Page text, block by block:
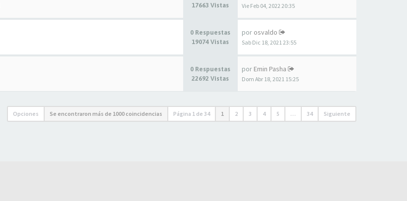
17663 Vistas
Vie Feb 04, 2022 20:35
0 Respuestas
19074 Vistas
por osvaldo
Sab Dic 18, 2021 23:55
0 Respuestas
22692 Vistas
por Emin Pasha
Dom Abr 18, 2021 15:25
Opciones Se encontraron más de 1000 coincidencias Página 1 de 34 1 2 3 4 5 … 34 Siguiente